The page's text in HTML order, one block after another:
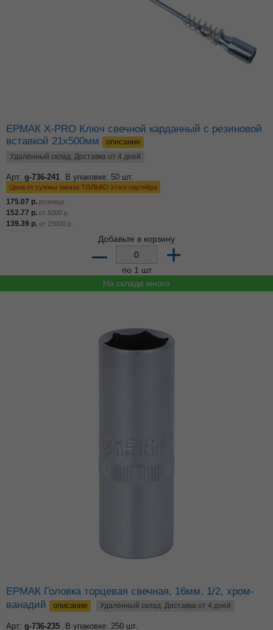
ЕРМАК X-PRO Ключ свечной карданный с резиновой
вставкой 21x500мм
описание
Удалённый склад. Доставка от 4 дней
Арт: g-736-241 В упаковке: 50 шт.
Цена от суммы заказа ТОЛЬКО этого партнёра
175.07 р. розница
152.77 р. от 5000 р.
139.39 р. от 15000 р.
Добавьте в корзину
– +
по 1 шт
На складе много
ЕРМАК Головка торцевая свечная, 16мм, 1/2, хром-
ванадий
описание Удалённый склад. Доставка от 4 дней
Арт: g-736-235 В упаковке: 250 шт.